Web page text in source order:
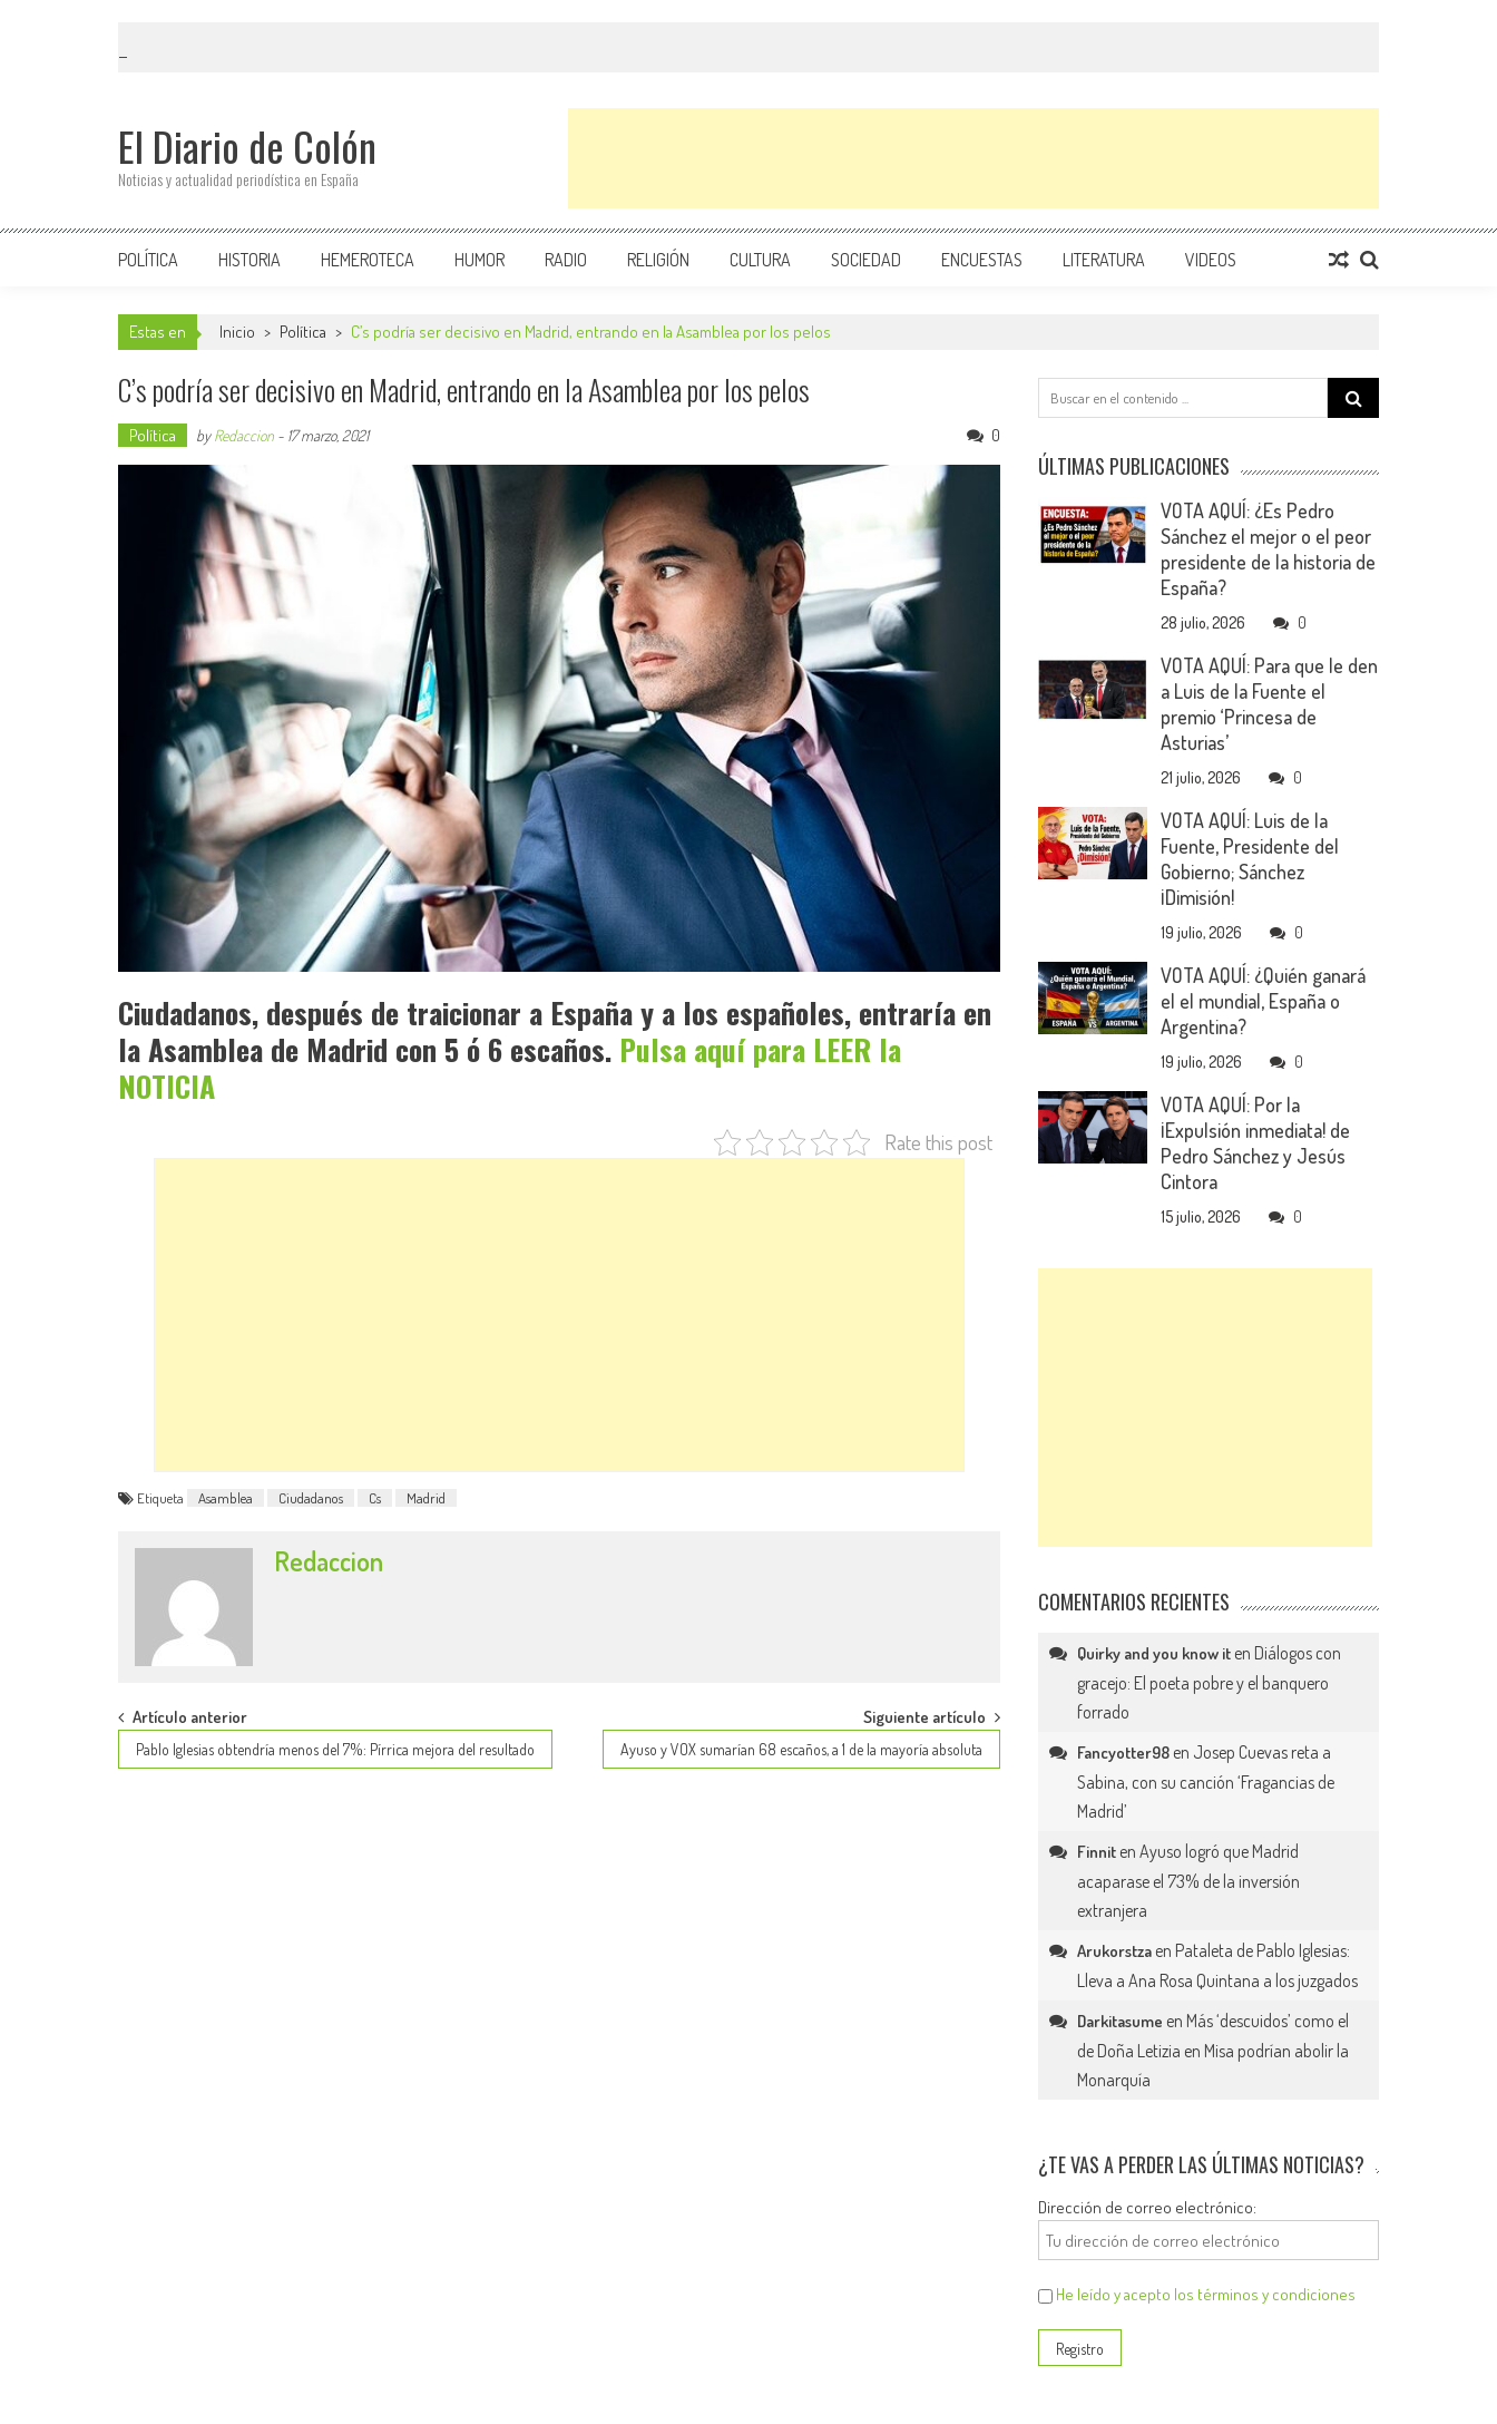
El Diario de Colón
Noticias y actualidad periodística en España
POLÍTICA HISTORIA HEMEROTECA HUMOR RADIO RELIGIÓN CULTURA SOCIEDAD ENCUESTAS LITERATURA VIDEOS
Estas en Inicio > Política > C’s podría ser decisivo en Madrid, entrando en la Asamblea por los pelos
C’s podría ser decisivo en Madrid, entrando en la Asamblea por los pelos
Política byRedaccion - 17 marzo, 2021 0
Ciudadanos, después de traicionar a España y a los españoles, entraría en
la Asamblea de Madrid con 5 ó 6 escaños. Pulsa aquí para LEER la
NOTICIA
Rate this post
Etiqueta Asamblea Ciudadanos Cs Madrid
Redaccion
Post
navigation
Artículo anterior
Pablo Iglesias obtendría menos del 7%: Pírrica mejora del resultado
Siguiente artículo
Ayuso y VOX sumarían 68 escaños, a 1 de la mayoría absoluta
Search
for:
ÚLTIMAS PUBLICACIONES
VOTA AQUÍ: ¿Es Pedro
Sánchez el mejor o el peor
presidente de la historia de
España?
28 julio, 2026 0
VOTA AQUÍ: Para que le den
a Luis de la Fuente el
premio ‘Princesa de
Asturias’
21 julio, 2026 0
VOTA AQUÍ: Luis de la
Fuente, Presidente del
Gobierno; Sánchez
¡Dimisión!
19 julio, 2026 0
VOTA AQUÍ: ¿Quién ganará
el el mundial, España o
Argentina?
19 julio, 2026 0
VOTA AQUÍ: Por la
¡Expulsión inmediata! de
Pedro Sánchez y Jesús
Cintora
15 julio, 2026 0
COMENTARIOS RECIENTES
Quirky and you know it en Diálogos con
gracejo: El poeta pobre y el banquero
forrado
Fancyotter98 en Josep Cuevas reta a
Sabina, con su canción ‘Fragancias de
Madrid’
Finnit enAyuso logró que Madrid
acaparase el 73% de la inversión
extranjera
Arukorstza en Pataleta de Pablo Iglesias:
Lleva a Ana Rosa Quintana a los juzgados
Darkitasume en Más ‘descuidos’ como el
de Doña Letizia en Misa podrían abolir la
Monarquía
¿TE VAS A PERDER LAS ÚLTIMAS NOTICIAS?
Dirección de correo electrónico:
He leído y acepto los términos y condiciones